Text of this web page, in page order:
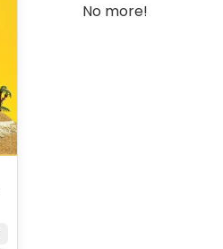
No more!